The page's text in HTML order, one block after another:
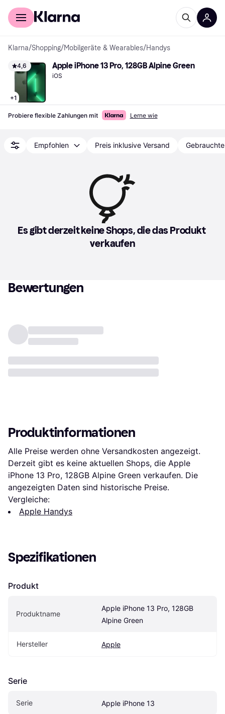
Für Shopper
Klarna/Shopping/Mobilgeräte & Wearables/Handys
4,6
+1
Apple iPhone 13 Pro, 128GB Alpine Green
iOS
Probiere flexible Zahlungen mit Lerne wie
Empfohlen Preis inklusive Versand
Es gibt derzeit keine Shops, die das Produkt
verkaufen
Bewertungen
Produktinformationen
Alle Preise werden ohne Versandkosten angezeigt.
Derzeit gibt es keine aktuellen Shops, die Apple
iPhone 13 Pro, 128GB Alpine Green verkaufen. Die
angezeigten Daten sind historische Preise.
Vergleiche:
Apple Handys
Spezifikationen
Produkt
Produktname
Apple iPhone 13 Pro, 128GB
Alpine Green
Hersteller Apple
Serie
Serie Apple iPhone 13